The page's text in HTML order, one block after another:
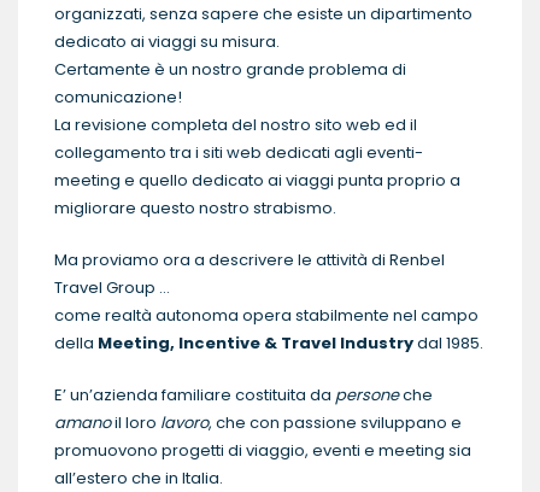
organizzati, senza sapere che esiste un dipartimento
dedicato ai viaggi su misura.
Certamente è un nostro grande problema di
comunicazione!
La revisione completa del nostro sito web ed il
collegamento tra i siti web dedicati agli eventi-
meeting e quello dedicato ai viaggi punta proprio a
migliorare questo nostro strabismo.
Ma proviamo ora a descrivere le attività di Renbel
Travel Group …
come realtà autonoma opera stabilmente nel campo
della Meeting, Incentive & Travel Industrydal 1985.
E’ un’azienda familiare costituita da personeche
amanoil loro lavoro, che con passione sviluppano e
promuovono progetti di viaggio, eventi e meeting sia
all’estero che in Italia.